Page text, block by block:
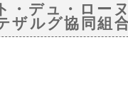
・デュ・ロ
ザルグ協同組